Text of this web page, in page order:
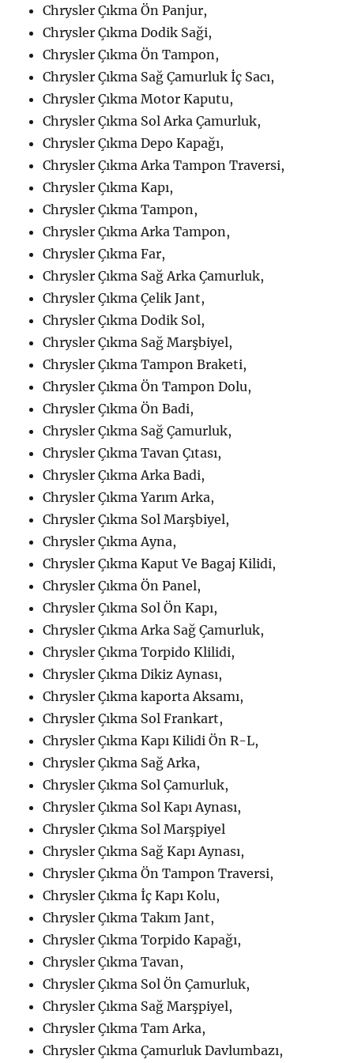
Chrysler Çıkma Ön Panjur,
Chrysler Çıkma Dodik Saği,
Chrysler Çıkma Ön Tampon,
Chrysler Çıkma Sağ Çamurluk İç Sacı,
Chrysler Çıkma Motor Kaputu,
Chrysler Çıkma Sol Arka Çamurluk,
Chrysler Çıkma Depo Kapağı,
Chrysler Çıkma Arka Tampon Traversi,
Chrysler Çıkma Kapı,
Chrysler Çıkma Tampon,
Chrysler Çıkma Arka Tampon,
Chrysler Çıkma Far,
Chrysler Çıkma Sağ Arka Çamurluk,
Chrysler Çıkma Çelik Jant,
Chrysler Çıkma Dodik Sol,
Chrysler Çıkma Sağ Marşbiyel,
Chrysler Çıkma Tampon Braketi,
Chrysler Çıkma Ön Tampon Dolu,
Chrysler Çıkma Ön Badi,
Chrysler Çıkma Sağ Çamurluk,
Chrysler Çıkma Tavan Çıtası,
Chrysler Çıkma Arka Badi,
Chrysler Çıkma Yarım Arka,
Chrysler Çıkma Sol Marşbiyel,
Chrysler Çıkma Ayna,
Chrysler Çıkma Kaput Ve Bagaj Kilidi,
Chrysler Çıkma Ön Panel,
Chrysler Çıkma Sol Ön Kapı,
Chrysler Çıkma Arka Sağ Çamurluk,
Chrysler Çıkma Torpido Klilidi,
Chrysler Çıkma Dikiz Aynası,
Chrysler Çıkma kaporta Aksamı,
Chrysler Çıkma Sol Frankart,
Chrysler Çıkma Kapı Kilidi Ön R-L,
Chrysler Çıkma Sağ Arka,
Chrysler Çıkma Sol Çamurluk,
Chrysler Çıkma Sol Kapı Aynası,
Chrysler Çıkma Sol Marşpiyel
Chrysler Çıkma Sağ Kapı Aynası,
Chrysler Çıkma Ön Tampon Traversi,
Chrysler Çıkma İç Kapı Kolu,
Chrysler Çıkma Takım Jant,
Chrysler Çıkma Torpido Kapağı,
Chrysler Çıkma Tavan,
Chrysler Çıkma Sol Ön Çamurluk,
Chrysler Çıkma Sağ Marşpiyel,
Chrysler Çıkma Tam Arka,
Chrysler Çıkma Çamurluk Davlumbazı,